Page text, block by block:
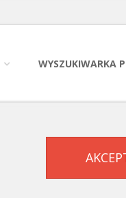
WYSZUKIWARKA